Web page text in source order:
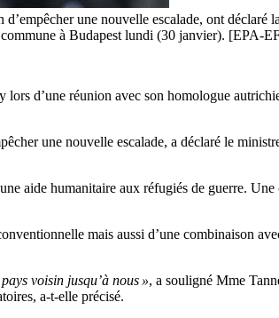
une nouvelle escalade, ont déclaré
à Budapest lundi (30 janvier). [EPA-
d’une réunion avec son homologue
une nouvelle escalade, a déclaré le
aide humanitaire aux réfugiés de guerre. Une
mais aussi d’une combinaison
voisin jusqu’à nous », a souligné Mme
a-t-elle précisé.